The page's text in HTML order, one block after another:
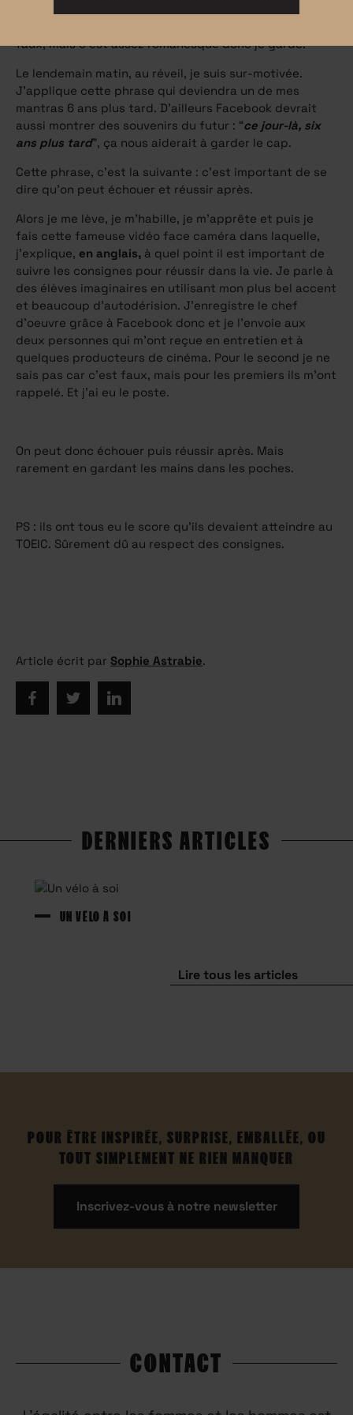
faux, mais c’est assez romanesque donc je garde.
Le lendemain matin, au réveil, je suis sur-motivée.
J’applique cette phrase qui deviendra un de mes
mantras 6 ans plus tard. D’ailleurs Facebook devrait
aussi montrer des souvenirs du futur : “ce jour-là, six
ans plus tard”, ça nous aiderait à garder le cap.
Cette phrase, c’est la suivante : c’est important de se
dire qu’on peut échouer et réussir après.
Alors je me lève, je m’habille, je m’apprête et puis je
fais cette fameuse vidéo face caméra dans laquelle,
j’explique, en anglais, à quel point il est important de
suivre les consignes pour réussir dans la vie. Je parle à
des élèves imaginaires en utilisant mon plus bel accent
et beaucoup d’autodérision. J’enregistre le chef
d’oeuvre grâce à Facebook donc et je l’envoie aux
deux personnes qui m’ont reçue en entretien et à
quelques producteurs de cinéma. Pour le second je ne
sais pas car c’est faux, mais pour les premiers ils m’ont
rappelé. Et j’ai eu le poste.
On peut donc échouer puis réussir après. Mais
rarement en gardant les mains dans les poches.
PS : ils ont tous eu le score qu’ils devaient atteindre au
TOEIC. Sûrement dû au respect des consignes.
Article écrit par Sophie Astrabie.
DERNIERS ARTICLES
UN VÉLO À SOI
Lire tous les articles
POUR ÊTRE INSPIRÉE, SURPRISE, EMBALLÉE, OU
TOUT SIMPLEMENT NE RIEN MANQUER
Inscrivez-vous à notre newsletter
CONTACT